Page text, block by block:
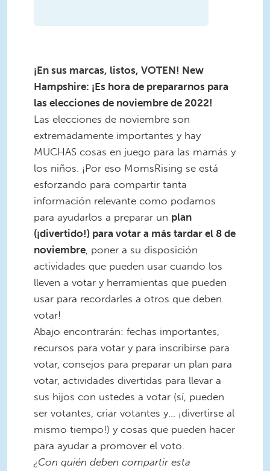
¡En sus marcas, listos, VOTEN! New
Hampshire: ¡Es hora de prepararnos para
las elecciones de noviembre de 2022!
Las elecciones de noviembre son
extremadamente importantes y hay
MUCHAS cosas en juego para las mamás y
los niños. ¡Por eso MomsRising se está
esforzando para compartir tanta
información relevante como podamos
para ayudarlos a preparar un plan
(¡divertido!) para votar a más tardar el 8 de
noviembre , poner a su disposición
actividades que pueden usar cuando los
lleven a votar y herramientas que pueden
usar para recordarles a otros que deben
votar!
Abajo encontrarán: fechas importantes,
recursos para votar y para inscribirse para
votar, consejos para preparar un plan para
votar, actividades divertidas para llevar a
sus hijos con ustedes a votar (sí, pueden
ser votantes, criar votantes y… ¡divertirse al
mismo tiempo!) y cosas que pueden hacer
para ayudar a promover el voto.
¿Con quién deben compartir esta